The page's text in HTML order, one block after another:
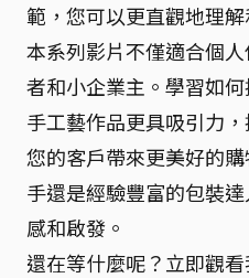
範，您可以更直觀地理
本系列影片不僅適合個
者和小企業主。學習如
手工藝作品更具吸引力
您的客戶帶來更美好的
手還是經驗豐富的包裝
感和啟發。
還在等什麼呢？立即觀